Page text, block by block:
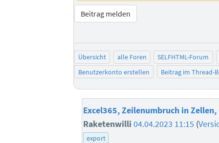
Beitrag melden
Übersicht alle Foren
SELFHTML-Forum
Benutzerkonto erstellen
Beitrag im Thread-
Excel365, Zeilenumbruch in Zellen,
Raketenwilli 04.04.2023 11:15 (
export